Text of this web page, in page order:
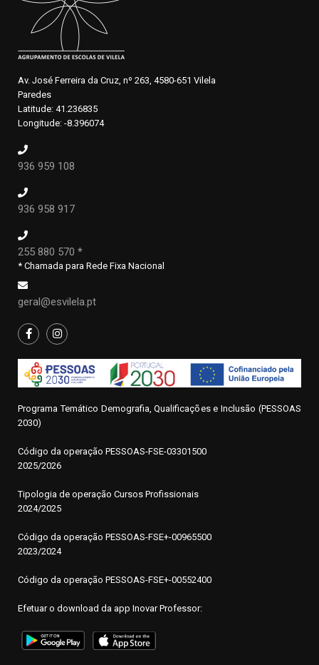
Av. José Ferreira da Cruz, nº 263, 4580-651 Vilela
Paredes
Latitude: 41.236835
Longitude: -8.396074
936 959 108
936 958 917
255 880 570 *
* Chamada para Rede Fixa Nacional
geral@esvilela.pt
Programa Temático Demografia, Qualificações e Inclusão (PESSOAS
2030)
Código da operação PESSOAS-FSE-03301500
2025/2026
Tipologia de operação Cursos Profissionais
2024/2025
Código da operação PESSOAS-FSE+-00965500
2023/2024
Código da operação PESSOAS-FSE+-00552400
Efetuar o download da app Inovar Professor: